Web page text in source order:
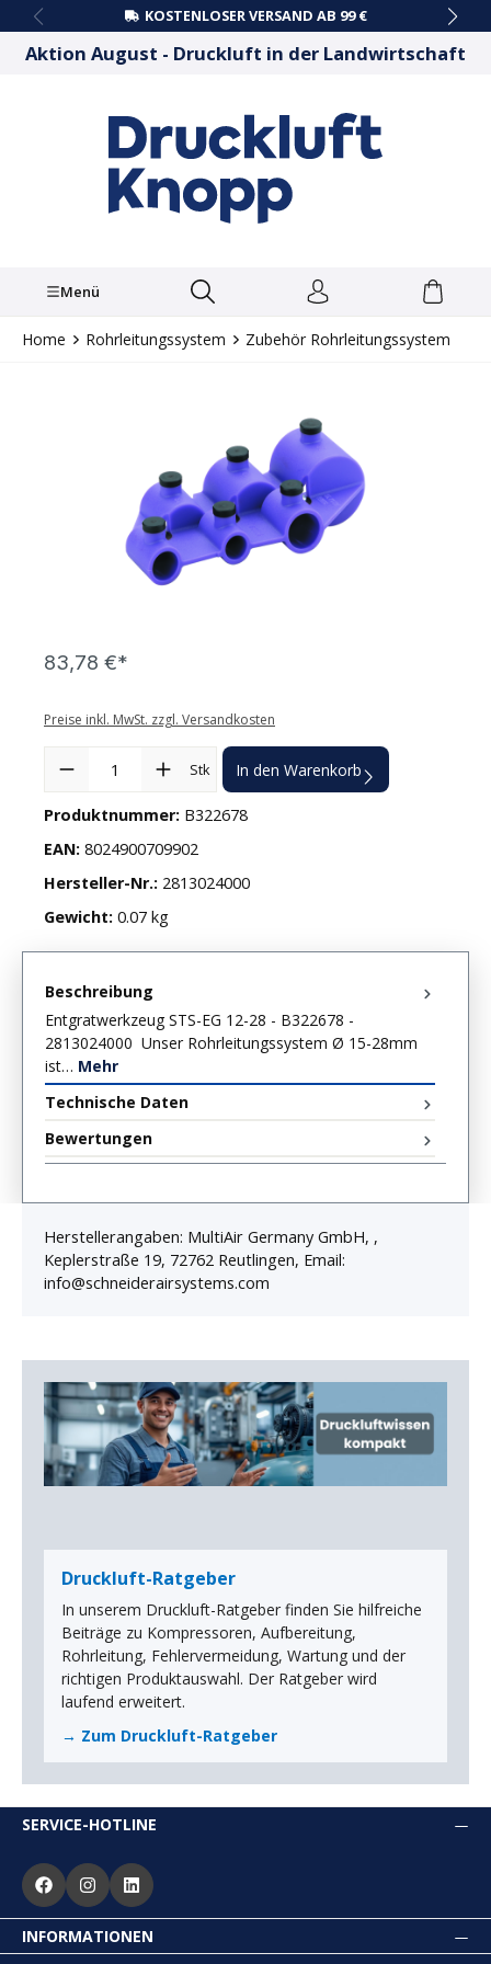
springen KOSTENLOSER VERSAND AB 99 €
Aktion August - Druckluft in der Landwirtschaft
Menü
Home Rohrleitungssystem Zubehör Rohrleitungssystem
83,78 €*
Preise inkl. MwSt. zzgl. Versandkosten
Produkt Anzahl: Gib den gewünschten Wert ein oder benutze
Stk In den Warenkorb
Produktnummer: B322678
EAN: 8024900709902
Hersteller-Nr.: 2813024000
Gewicht: 0.07 kg
Beschreibung
Entgratwerkzeug STS-EG 12-28 - B322678 -
2813024000 Unser Rohrleitungssystem Ø 15-28mm
ist… Mehr
Technische Daten
Bewertungen
Herstellerangaben: MultiAir Germany GmbH, ,
Keplerstraße 19, 72762 Reutlingen, Email:
info@schneiderairsystems.com
Druckluft-Ratgeber
In unserem Druckluft-Ratgeber finden Sie hilfreiche
Beiträge zu Kompressoren, Aufbereitung,
Rohrleitung, Fehlervermeidung, Wartung und der
richtigen Produktauswahl. Der Ratgeber wird
laufend erweitert.
→ Zum Druckluft-Ratgeber
SERVICE-HOTLINE
INFORMATIONEN